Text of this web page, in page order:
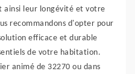
ainsi leur longévité et votre
recommandons d'opter pour
efficace et durable
de votre habitation.
animé de 32270 ou dans